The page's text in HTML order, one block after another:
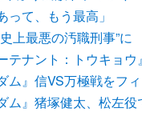
って、もう最高」
上最悪の汚職刑事”
テナント：トウキョウ
ム』信VS万極戦を
ム』猪塚健太、松左